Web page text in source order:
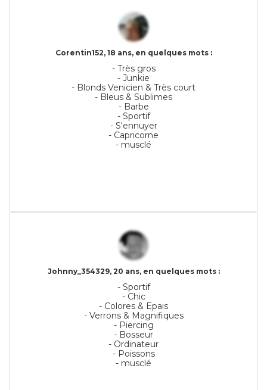
Corentin152, 18 ans, en quelques mots :
- Très gros
- Junkie
- Blonds Venicien & Très court
- Bleus & Sublimes
- Barbe
- Sportif
- S'ennuyer
- Capricorne
- musclé
Johnny_354329, 20 ans, en quelques mots :
- Sportif
- Chic
- Colores & Epais
- Verrons & Magnifiques
- Piercing
- Bosseur
- Ordinateur
- Poissons
- musclé